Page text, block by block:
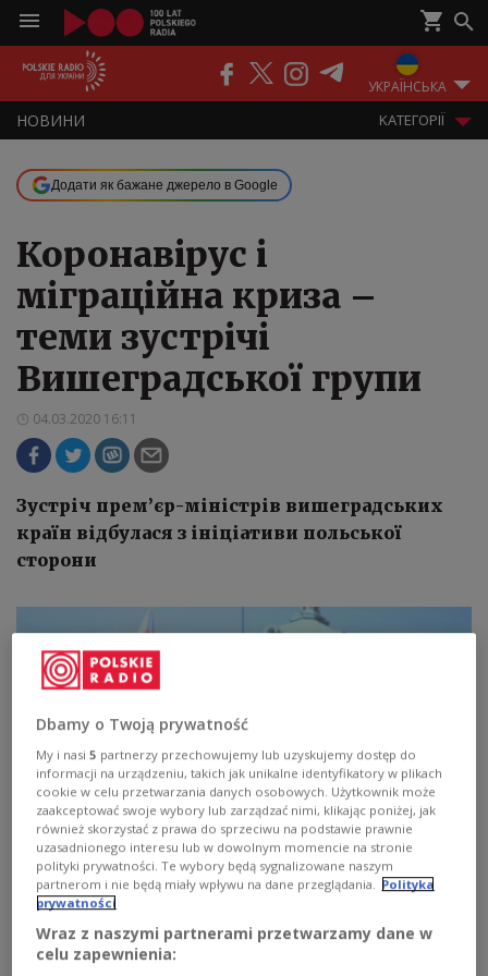
УКРАЇНСЬКА
НOВИНИ KАТЕГОРІЇ
ПОДКАСТИ ЕФІР
Додати як бажане джерело в Google
Коронавірус і
міграційна криза –
теми зустрічі
Вишеградської групи
04.03.2020 16:11
Зустріч прем’єр-міністрів вишеградських
країн відбулася з ініціативи польської
сторони
Прем’єр-міністр Польщі Матеуш Моравєцький, Прага, 4 березня 2020
року
PAP/Leszek Szymański
Dbamy o Twoją prywatność
My i nasi5 partnerzy przechowujemy lub uzyskujemy dostęp do
informacji na urządzeniu, takich jak unikalne identyfikatory w plikach
cookie w celu przetwarzania danych osobowych. Użytkownik może
zaakceptować swoje wybory lub zarządzać nimi, klikając poniżej, jak
również skorzystać z prawa do sprzeciwu na podstawie prawnie
uzasadnionego interesu lub w dowolnym momencie na stronie
polityki prywatności. Te wybory będą sygnalizowane naszym
partnerom i nie będą miały wpływu na dane przeglądania. Polityka
prywatności
Wraz z naszymi partnerami przetwarzamy dane w
celu zapewnienia: